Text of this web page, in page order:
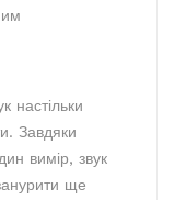
настільки
Завдяки
вимір, звук
ще